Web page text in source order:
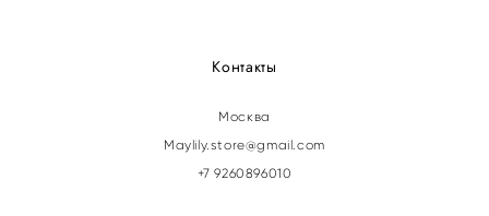
Контакты
Москва
Maylily.store@gmail.com
+7 9260896010